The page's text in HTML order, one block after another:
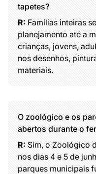
tapetes?
R:Famílias inteiras
planejamento até a
crianças, jovens,
nos desenhos,
materiais.
O zoológico e os
abertos durante o
R:Sim, o Zoológico
nos dias 4 e 5 de
parques municipais